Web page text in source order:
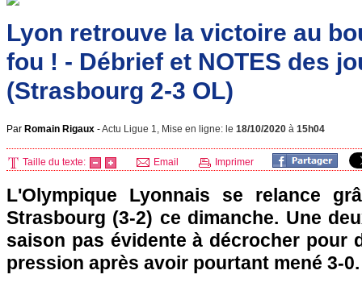
Lyon retrouve la victoire au
fou ! - Débrief et NOTES des
(Strasbourg 2-3 OL)
Par Romain Rigaux -Actu Ligue 1, Mise en ligne: le 18/10/2020 à 15h04
Taille du texte: Email Imprimer
L'Olympique Lyonnais se relance
Strasbourg (3-2) ce dimanche. Une
saison pas évidente à décrocher pour
pression après avoir pourtant mené 3-0.